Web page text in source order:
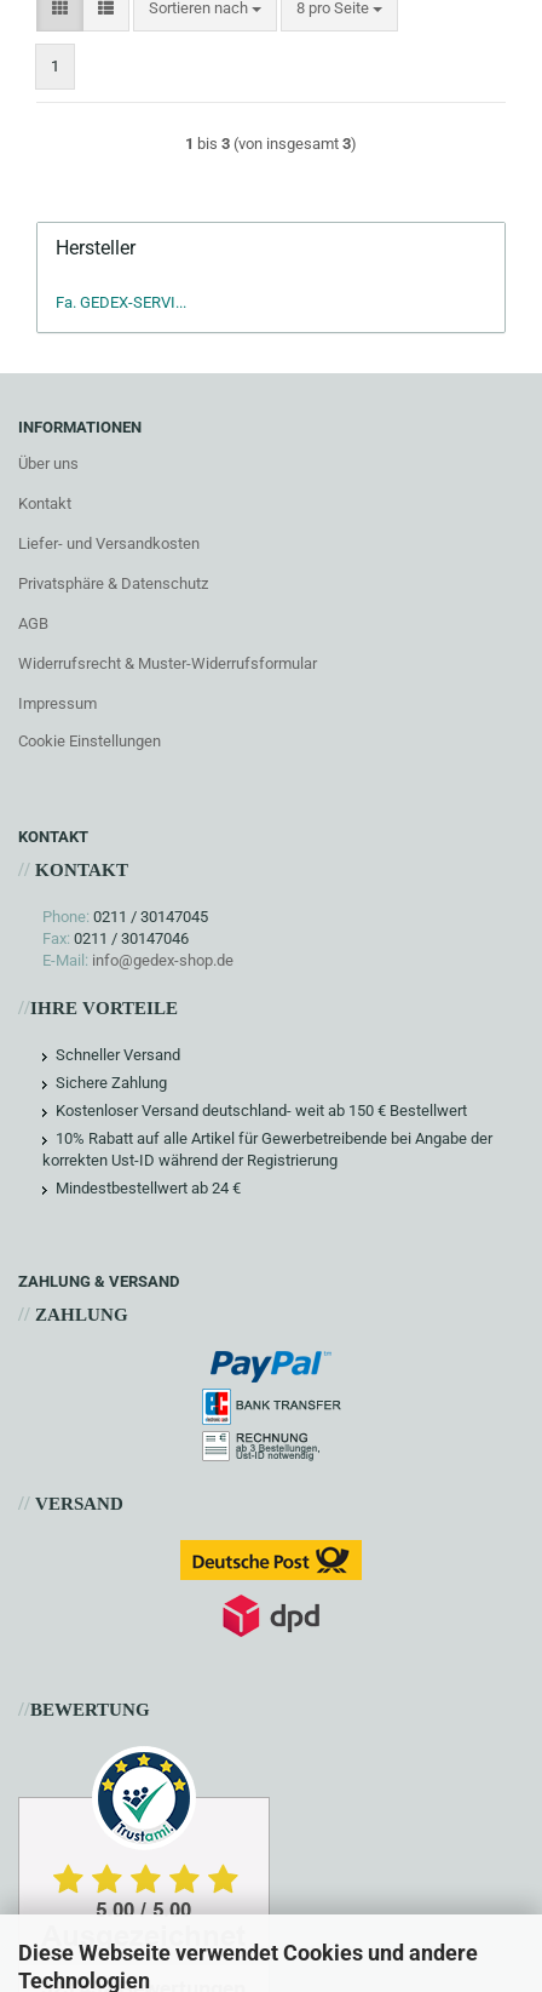
Diese Webseite verwendet Cookies und andere
Technologien
Sortieren nach
Sortieren nach 8 pro Seite
pro Seite
1
1 bis 3 (von insgesamt 3)
Hersteller
Fa. GEDEX-SERVI...
INFORMATIONEN
Über uns
Kontakt
Liefer- und Versandkosten
Privatsphäre & Datenschutz
AGB
Widerrufsrecht & Muster-Widerrufsformular
Impressum
Cookie Einstellungen
KONTAKT
// KONTAKT
Phone: 0211 / 30147045
Fax: 0211 / 30147046
E-Mail: info@gedex-shop.de
//IHRE VORTEILE
Schneller Versand
Sichere Zahlung
Kostenloser Versand deutschland- weit ab 150 € Bestellwert
10% Rabatt auf alle Artikel für Gewerbetreibende bei Angabe der
korrekten Ust-ID während der Registrierung
Mindestbestellwert ab 24 €
ZAHLUNG & VERSAND
// ZAHLUNG
// VERSAND
//BEWERTUNG